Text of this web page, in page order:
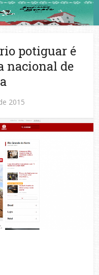
potiguar é
nacional de
2015